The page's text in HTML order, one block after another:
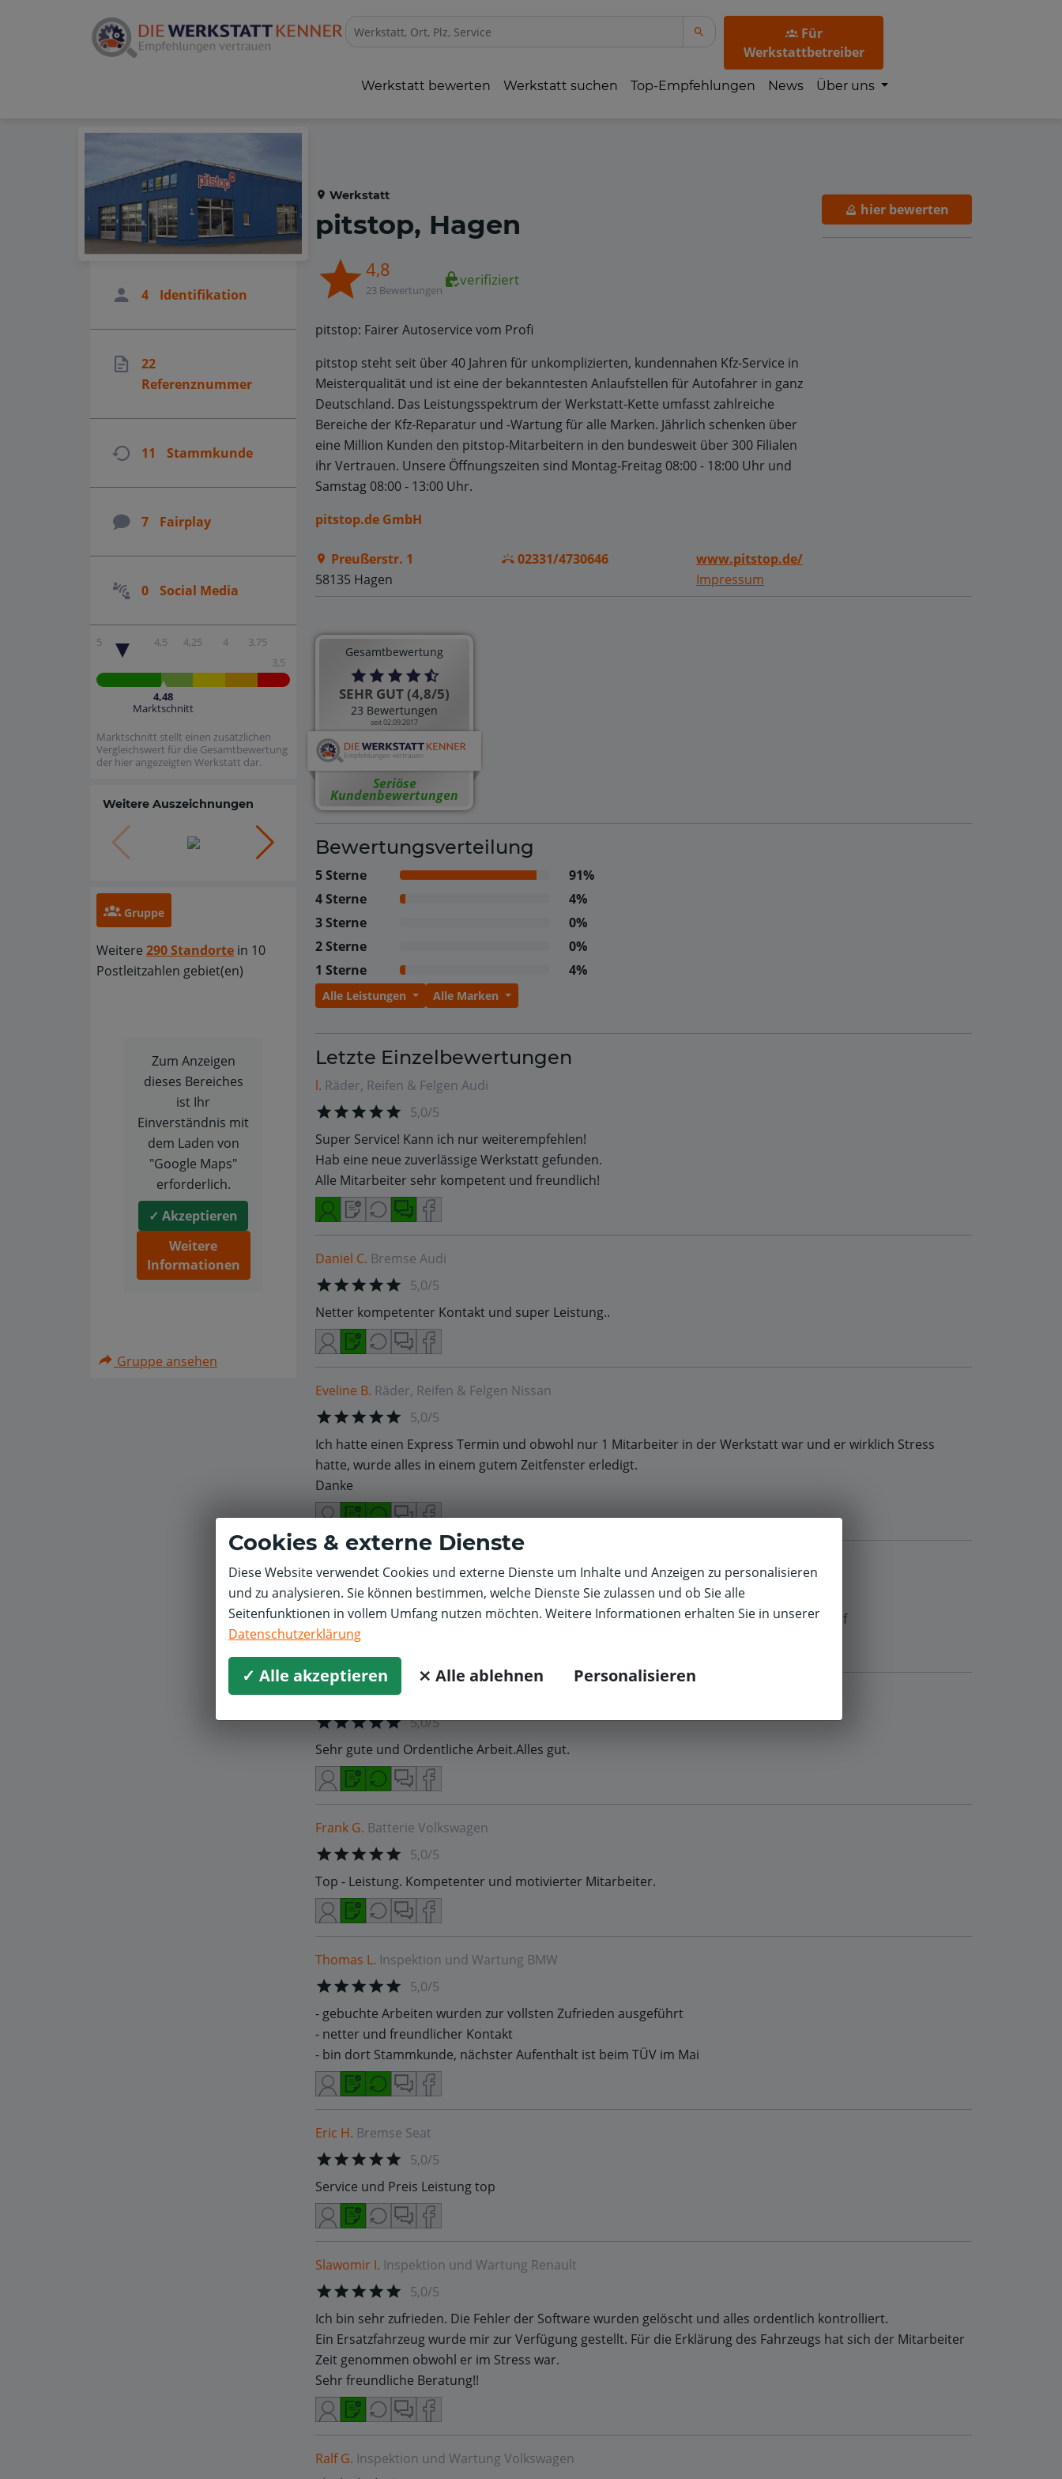
Für
Werkstattbetreiber
Werkstatt bewerten Werkstatt suchen Top-Empfehlungen News Über uns
4 Identifikation
22
Referenznummer
11 Stammkunde
7 Fairplay
0 Social Media
5 4,5 4,25 4
3,75
3,5
4,48
Marktschnitt
Marktschnitt stellt einen zusätzlichen
Vergleichswert für die Gesamtbewertung
der hier angezeigten Werkstatt dar.
Weitere Auszeichnungen
Gruppe
Weitere 290 Standorte in 10
Postleitzahlen gebiet(en)
Zum Anzeigen
dieses Bereiches
ist Ihr
Einverständnis mit
dem Laden von
"Google Maps"
erforderlich.
✓ Akzeptieren
Weitere
Informationen
Gruppe ansehen
Werkstatt
pitstop, Hagen
4,8
23 Bewertungen
verifiziert
pitstop: Fairer Autoservice vom Profi
pitstop steht seit über 40 Jahren für unkomplizierten, kundennahen Kfz-Service in
Meisterqualität und ist eine der bekanntesten Anlaufstellen für Autofahrer in ganz
Deutschland. Das Leistungsspektrum der Werkstatt-Kette umfasst zahlreiche
Bereiche der Kfz-Reparatur und -Wartung für alle Marken. Jährlich schenken über
eine Million Kunden den pitstop-Mitarbeitern in den bundesweit über 300 Filialen
ihr Vertrauen. Unsere Öffnungszeiten sind Montag-Freitag 08:00 - 18:00 Uhr und
Samstag 08:00 - 13:00 Uhr.
pitstop.de GmbH
Preußerstr. 1
58135 Hagen
02331/4730646
www.pitstop.de/
Impressum
hier bewerten
Gesamtbewertung
SEHR GUT (4,8/5)
23 Bewertungen
seit 02.09.2017
Seriöse
Kundenbewertungen
Bewertungsverteilung
5 Sterne
91%
4 Sterne
4%
3 Sterne
0%
2 Sterne
0%
1 Sterne
4%
Alle Leistungen Alle Marken
Letzte Einzelbewertungen
l. Räder, Reifen & Felgen Audi
5,0/5
Super Service! Kann ich nur weiterempfehlen!
Hab eine neue zuverlässige Werkstatt gefunden.
Alle Mitarbeiter sehr kompetent und freundlich!
Daniel C. Bremse Audi
5,0/5
Netter kompetenter Kontakt und super Leistung..
Eveline B. Räder, Reifen & Felgen Nissan
5,0/5
Ich hatte einen Express Termin und obwohl nur 1 Mitarbeiter in der Werkstatt war und er wirklich Stress
hatte, wurde alles in einem gutem Zeitfenster erledigt.
Danke
Bremse
Volkswagen
5,0/5
Sehr freundlich und um das Wohl des Kunden bemüht.
Heinrich K.Bremse
5,0/5
Sehr gute und Ordentliche Arbeit.Alles gut.
Frank G. Batterie Volkswagen
5,0/5
Top - Leistung. Kompetenter und motivierter Mitarbeiter.
Thomas L. Inspektion und Wartung BMW
5,0/5
- gebuchte Arbeiten wurden zur vollsten Zufrieden ausgeführt
- netter und freundlicher Kontakt
- bin dort Stammkunde, nächster Aufenthalt ist beim TÜV im Mai
Eric H. Bremse Seat
5,0/5
Service und Preis Leistung top
Slawomir I. Inspektion und Wartung Renault
5,0/5
Ich bin sehr zufrieden. Die Fehler der Software wurden gelöscht und alles ordentlich kontrolliert.
Ein Ersatzfahrzeug wurde mir zur Verfügung gestellt. Für die Erklärung des Fahrzeugs hat sich der Mitarbeiter
Zeit genommen obwohl er im Stress war.
Sehr freundliche Beratung!!
Ralf G. Inspektion und Wartung Volkswagen
Cookies & externe Dienste
Diese Website verwendet Cookies und externe Dienste um Inhalte und Anzeigen zu personalisieren
und zu analysieren. Sie können bestimmen, welche Dienste Sie zulassen und ob Sie alle
Seitenfunktionen in vollem Umfang nutzen möchten. Weitere Informationen erhalten Sie in unserer
Datenschutzerklärung
✓ Alle akzeptieren ⨯ Alle ablehnen Personalisieren
f